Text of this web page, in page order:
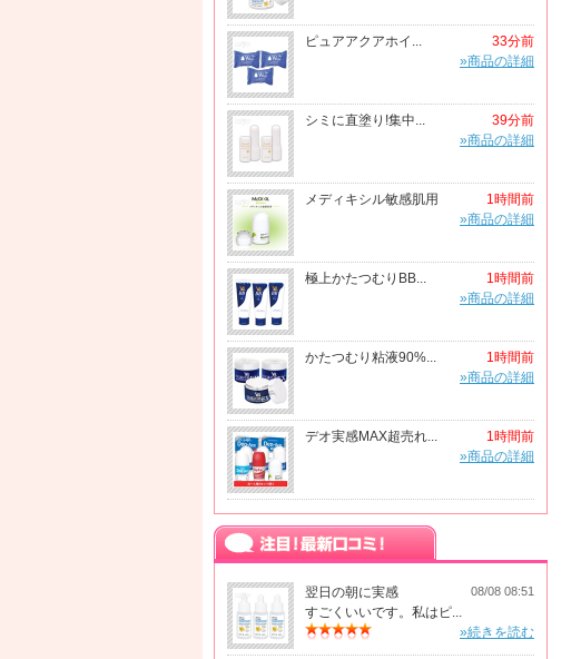
ピュアアクアホイ...
33分前
»商品の詳細
シミに直塗り!集中...
39分前
»商品の詳細
メディキシル敏感肌用
1時間前
»商品の詳細
極上かたつむりBB...
1時間前
»商品の詳細
かたつむり粘液90%...
1時間前
»商品の詳細
デオ実感MAX超売れ...
1時間前
»商品の詳細
翌日の朝に実感 08/08 08:51
すごくいいです。私はピ...
»続きを読む